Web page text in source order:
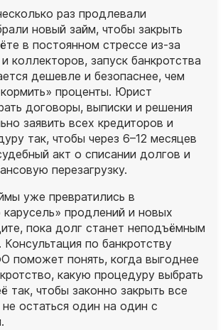
раз продлевали
новый займ, чтобы закрыть
в постоянном стрессе из‑за
коллекторов, запуск банкротства
дешевле и безопаснее, чем
проценты. Юрист
договоры, выписки и решения
заявить всех кредиторов и
так, чтобы через 6–12 месяцев
акт о списании долгов и
перезагрузку.
уже превратились в
карусель» продлений и новых
пока долг станет неподъёмным
Консультация по банкротству
поможет понять, когда выгоднее
какую процедуру выбрать
так, чтобы законно закрыть все
остаться один на один с